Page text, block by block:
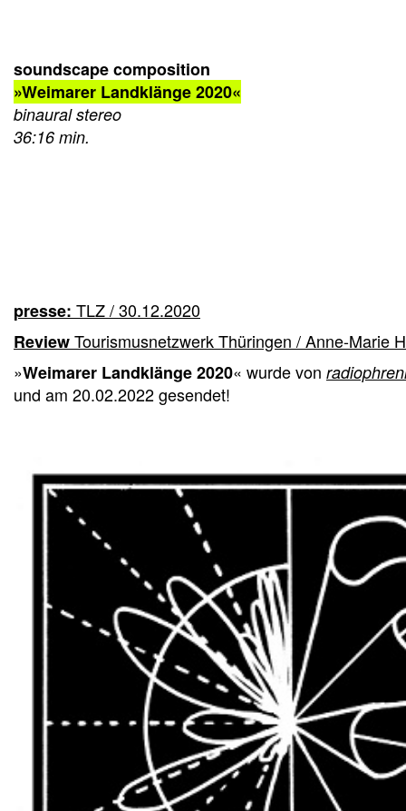
soundscape composition
»Weimarer Landklänge 2020«
binaural stereo
36:16 min.
presse: TLZ / 30.12.2020
ReviewTourismusnetzwerk Thüringen / Anne-Marie
»Weimarer Landklänge 2020« wurde von
und am 20.02.2022 gesendet!